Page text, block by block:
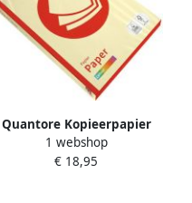
Quantore Kopieerpapier
Colour A3 80gr kanariegeel
500 vel
1 webshop
€ 18,95